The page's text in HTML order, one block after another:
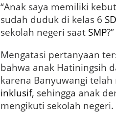
“Anak saya memiliki
sudah duduk di kelas 6 SD
sekolah negeri saat SMP
Mengatasi pertanyaan
bahwa anak Hatiningsih
karena Banyuwangi
inklusif, sehingga anak
mengikuti sekolah negeri.